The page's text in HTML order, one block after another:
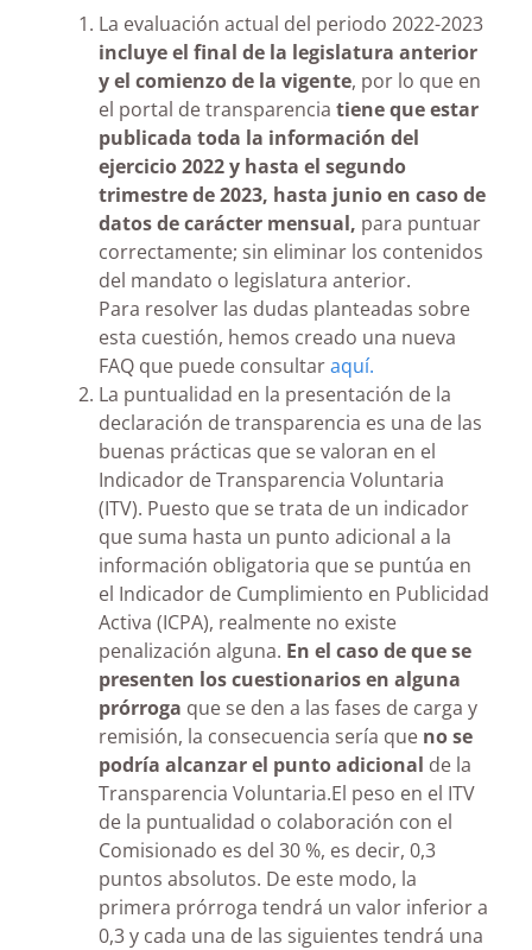
La evaluación actual del periodo 2022-2023
incluye el final de la legislatura anterior
y el comienzo de la vigente, por lo que en
el portal de transparencia tiene que estar
publicada toda la información del
ejercicio 2022 y hasta el segundo
trimestre de 2023, hasta junio en caso de
datos de carácter mensual, para puntuar
correctamente; sin eliminar los contenidos
del mandato o legislatura anterior.
Para resolver las dudas planteadas sobre
esta cuestión, hemos creado una nueva
FAQ que puede consultaraquí.
La puntualidad en la presentación de la
declaración de transparencia es una de las
buenas prácticas que se valoran en el
Indicador de Transparencia Voluntaria
(ITV). Puesto que se trata de un indicador
que suma hasta un punto adicional a la
información obligatoria que se puntúa en
el Indicador de Cumplimiento en Publicidad
Activa (ICPA), realmente no existe
penalización alguna. En el caso de que se
presenten los cuestionarios en alguna
prórroga que se den a las fases de carga y
remisión, la consecuencia sería que no se
podría alcanzar el punto adicional de la
Transparencia Voluntaria.El peso en el ITV
de la puntualidad o colaboración con el
Comisionado es del 30 %, es decir, 0,3
puntos absolutos. De este modo, la
primera prórroga tendrá un valor inferior a
0,3 y cada una de las siguientes tendrá una